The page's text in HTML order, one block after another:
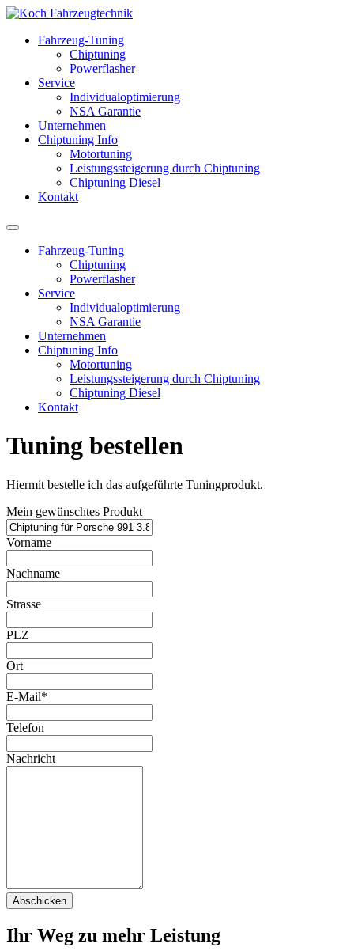
Fahrzeug-Tuning
Chiptuning
Powerflasher
Service
Individualoptimierung
NSA Garantie
Unternehmen
Chiptuning Info
Motortuning
Leistungssteigerung durch Chiptuning
Chiptuning Diesel
Kontakt
Fahrzeug-Tuning
Chiptuning
Powerflasher
Service
Individualoptimierung
NSA Garantie
Unternehmen
Chiptuning Info
Motortuning
Leistungssteigerung durch Chiptuning
Chiptuning Diesel
Kontakt
Tuning bestellen
Hiermit bestelle ich das aufgeführte Tuningprodukt.
Mein gewünschtes Produkt
Vorname
Nachname
Strasse
PLZ
Ort
E-Mail*
Telefon
Nachricht
Abschicken
Ihr Weg zu mehr Leistung